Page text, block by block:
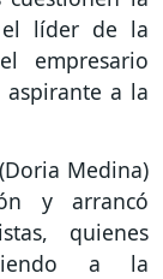
el líder de la
empresario
a la
Medina)
y arrancó
quienes
a la